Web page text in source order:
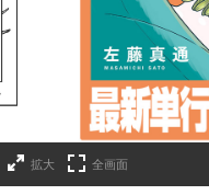
詳細ページへのリンク
拡大 全画面